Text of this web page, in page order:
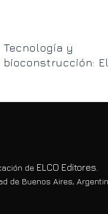
Tecnología y
bioconstrucción:
de ELCO Editores.
de Buenos Aires,